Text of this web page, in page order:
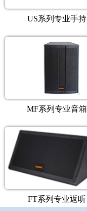
US系列专业手持
MF系列专业音箱
FT系列专业返听